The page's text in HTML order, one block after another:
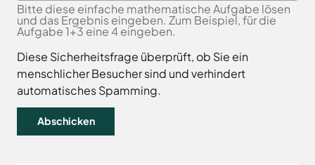
Bitte diese einfache mathematische Aufgabe lösen
und das Ergebnis eingeben. Zum Beispiel, für die
Aufgabe 1+3 eine 4 eingeben.
Diese Sicherheitsfrage überprüft, ob Sie ein
menschlicher Besucher sind und verhindert
automatisches Spamming.
Osnabrück
Volkshochschule
Osnabrücker
Land
Wirtschaftsförderungsgesellschaft
Osnabrücker
Land
Georgsmarienhütte
Glandorf
Hagen
Hasbergen
Hilter
Melle
Neuenkirchen